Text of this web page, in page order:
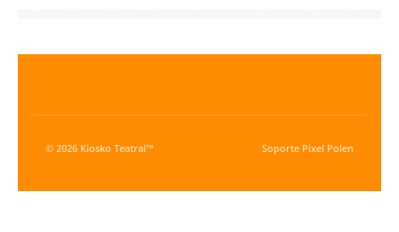
© 2026 Kiosko Teatral™ Soporte Pixel Polen